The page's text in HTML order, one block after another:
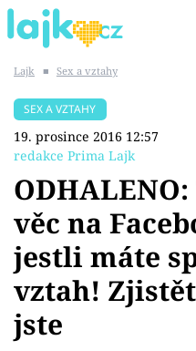
SHOPAHOLICADEL
Témata
Showbyznys
Youtubeři
Lajk ■ Sex a vztahy
SEX A VZTAHY
19. prosince 2016 12:57
redakce Prima Lajk
věc na
jestli máte
vztah!
jste